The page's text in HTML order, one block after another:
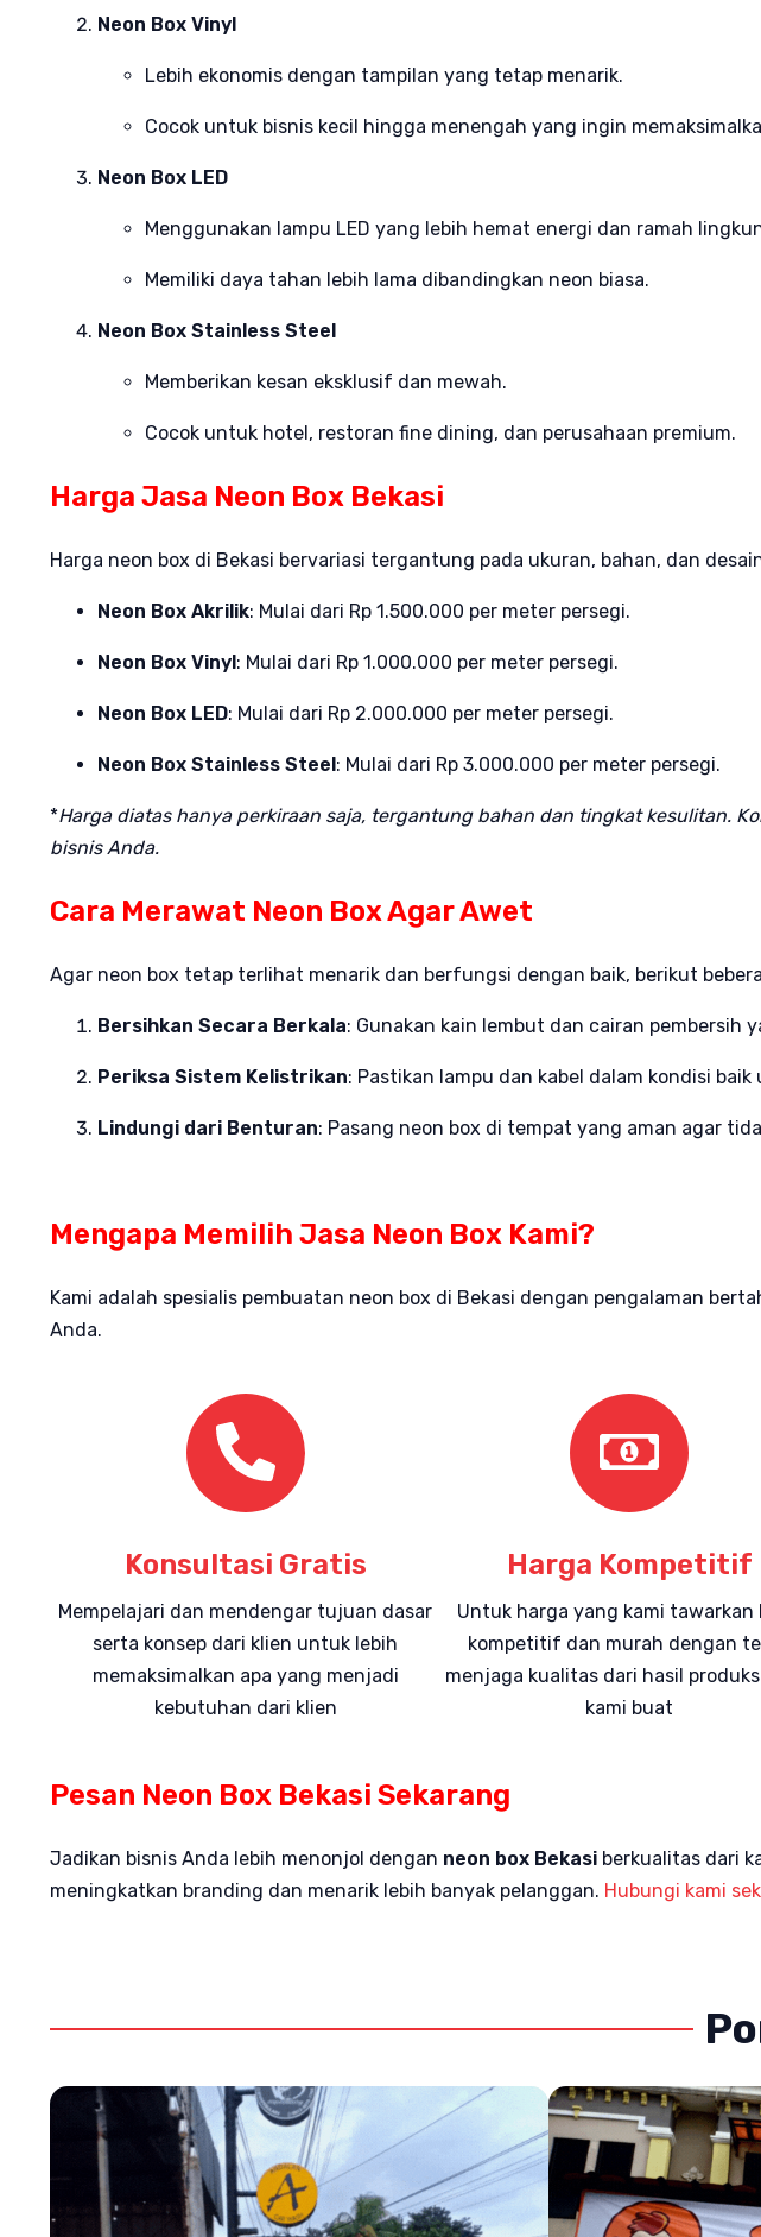
Neon Box Vinyl
Lebih ekonomis dengan tampilan yang tetap menarik.
Cocok untuk bisnis kecil hingga menengah yang ingin
Neon Box LED
Menggunakan lampu LED yang lebih hemat energi dan ramah
Memiliki daya tahan lebih lama dibandingkan neon biasa.
Neon Box Stainless Steel
Memberikan kesan eksklusif dan mewah.
Cocok untuk hotel, restoran fine dining, dan perusahaan premium.
Harga Jasa Neon Box Bekasi
Harga neon box di Bekasi bervariasi tergantung pada ukuran, bahan, dan
Neon Box Akrilik: Mulai dari Rp 1.500.000 per meter persegi.
Neon Box Vinyl: Mulai dari Rp 1.000.000 per meter persegi.
Neon Box LED: Mulai dari Rp 2.000.000 per meter persegi.
Neon Box Stainless Steel: Mulai dari Rp 3.000.000 per meter persegi.
*Harga diatas hanya perkiraan saja, tergantung bahan dan tingkat kesulitan.
bisnis Anda.
Cara Merawat Neon Box Agar Awet
Agar neon box tetap terlihat menarik dan berfungsi dengan baik, berikut
Bersihkan Secara Berkala: Gunakan kain lembut dan cairan pembersih
Periksa Sistem Kelistrikan: Pastikan lampu dan kabel dalam kondisi
Lindungi dari Benturan: Pasang neon box di tempat yang aman agar
Mengapa Memilih Jasa Neon Box Kami?
Kami adalah spesialis pembuatan neon box di Bekasi dengan pengalaman
Anda.
Konsultasi Gratis
Mempelajari dan mendengar tujuan dasar
serta konsep dari klien untuk lebih
memaksimalkan apa yang menjadi
kebutuhan dari klien
Harga Kompetitif
Untuk harga yang kami tawarkan
kompetitif dan murah dengan
menjaga kualitas dari hasil
kami buat
Pesan Neon Box Bekasi Sekarang
Jadikan bisnis Anda lebih menonjol dengan neon box Bekasi berkualitas dari
meningkatkan branding dan menarik lebih banyak pelanggan. Hubungi kami